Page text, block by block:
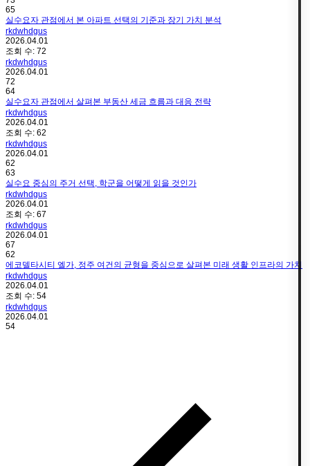
65
실수요자 관점에서 본 아파트 선택의 기준과 장기 가치 분석
rkdwhdgus
2026.04.01
조회 수: 72
rkdwhdgus
2026.04.01
72
64
실수요자 관점에서 살펴본 부동산 세금 흐름과 대응 전략
rkdwhdgus
2026.04.01
조회 수: 62
rkdwhdgus
2026.04.01
62
63
실수요 중심의 주거 선택, 학군을 어떻게 읽을 것인가
rkdwhdgus
2026.04.01
조회 수: 67
rkdwhdgus
2026.04.01
67
62
에코델타시티 엘가, 정주 여건의 균형을 중심으로 살펴본 미래 생활 인프라의 가치
rkdwhdgus
2026.04.01
조회 수: 54
rkdwhdgus
2026.04.01
54